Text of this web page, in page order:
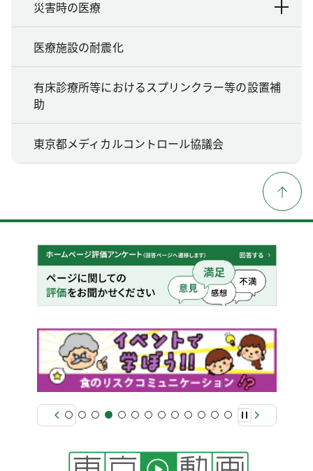
災害時の医療
医療施設の耐震化
有床診療所等におけるスプリンクラー等の設置補
助
東京都メディカルコントロール協議会